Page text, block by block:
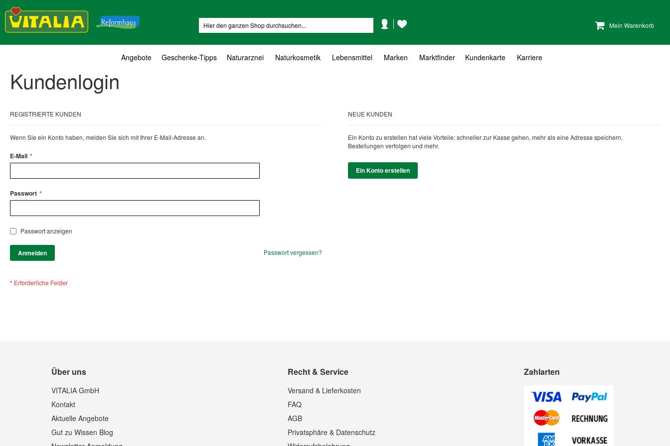
Mein Warenkorb
KontoWunschzettel
Angebote Geschenke-Tipps Naturarznei Naturkosmetik Lebensmittel Marken Marktfinder Kundenkarte Karriere
Kundenlogin
REGISTRIERTE KUNDEN
Wenn Sie ein Konto haben, melden Sie sich mit Ihrer E-Mail-Adresse an.
E-Mail
Passwort
Passwort anzeigen
Anmelden Passwort vergessen?
NEUE KUNDEN
Ein Konto zu erstellen hat viele Vorteile: schneller zur Kasse gehen, mehr als eine Adresse speichern,
Bestellungen verfolgen und mehr.
Ein Konto erstellen
Über uns
VITALIA GmbH
Kontakt
Aktuelle Angebote
Gut zu Wissen Blog
Recht & Service
Versand & Lieferkosten
FAQ
AGB
Privatsphäre & Datenschutz
Zahlarten